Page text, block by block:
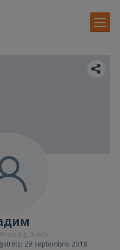
3 g., 3 mēn.
29 septembris 2018